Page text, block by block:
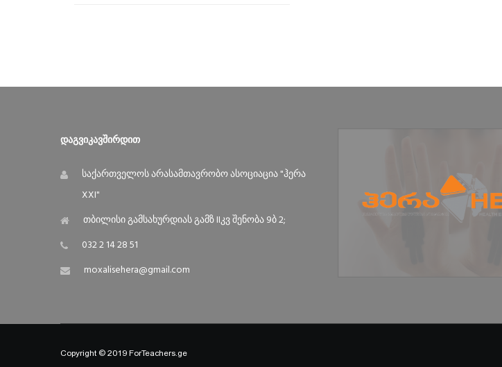
Დაგვიკავშირდით
საქართველოს არასამთავრობო ასოციაცია "ჰერა
XXI"
თბილისი გამსახურდიას გამზ IIკვ შენობა 9ბ 2;
032 2 14 28 51
moxalisehera@gmail.com
Copyright © 2019 ForTeachers.ge